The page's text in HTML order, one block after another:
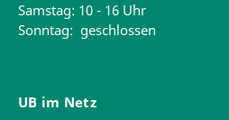
Samstag: 10 - 16 Uhr
Sonntag: geschlossen
UB im Netz